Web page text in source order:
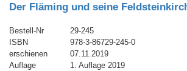
Der Fläming und seine
Bestell-Nr
29-245
ISBN
978-3-86729-245-0
erschienen
07.11.2019
Auflage
1. Auflage 2019